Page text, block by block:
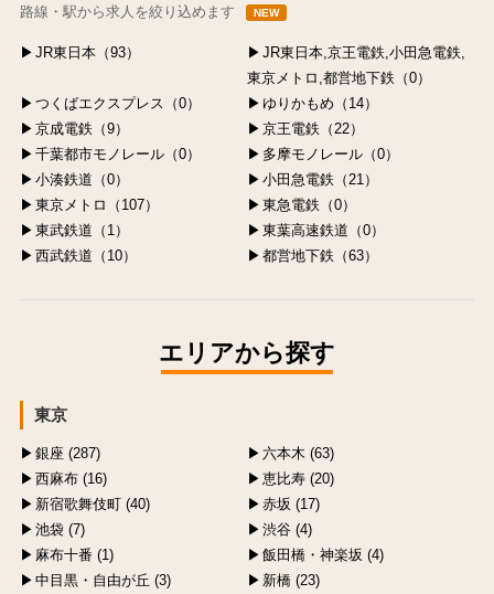
路線・駅から求人を絞り込めます NEW
JR東日本（93）
JR東日本,京王電鉄,小田急電鉄,
東京メトロ,都営地下鉄（0）
つくばエクスプレス（0）
ゆりかもめ（14）
京成電鉄（9）
京王電鉄（22）
千葉都市モノレール（0）
多摩モノレール（0）
小湊鉄道（0）
小田急電鉄（21）
東京メトロ（107）
東急電鉄（0）
東武鉄道（1）
東葉高速鉄道（0）
西武鉄道（10）
都営地下鉄（63）
エリアから探す
東京
銀座 (287)
六本木 (63)
西麻布 (16)
恵比寿 (20)
新宿歌舞伎町 (40)
赤坂 (17)
池袋 (7)
渋谷 (4)
麻布十番 (1)
飯田橋・神楽坂 (4)
中目黒・自由が丘 (3)
新橋 (23)